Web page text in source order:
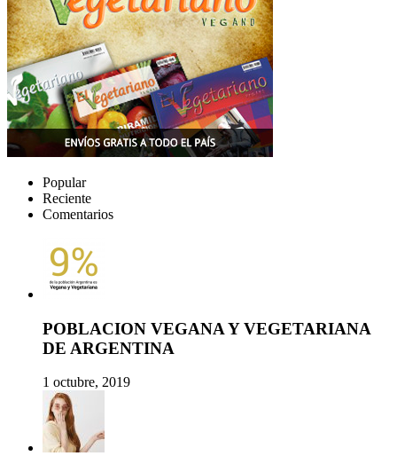
Popular
Reciente
Comentarios
POBLACION VEGANA Y VEGETARIANA
DE ARGENTINA
1 octubre, 2019